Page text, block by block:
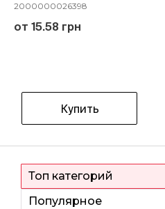
2000000026398
от 15.58 грн
Купить
Топ категорий
Популярное